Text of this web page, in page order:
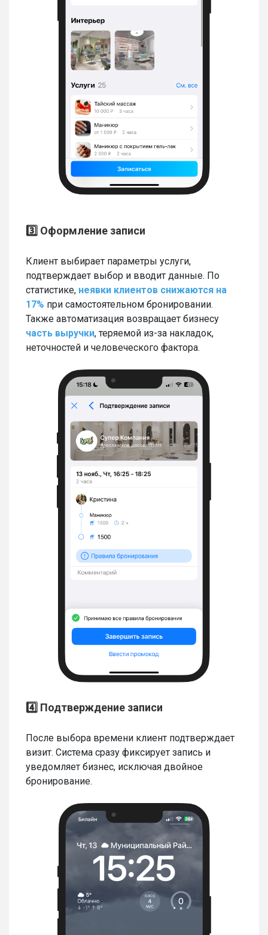
3️⃣ Оформление записи
Клиент выбирает параметры услуги,
подтверждает выбор и вводит данные. По
статистике, неявки клиентов снижаются на
17% при самостоятельном бронировании.
Также автоматизация возвращает бизнесу
часть выручки, теряемой из-за накладок,
неточностей и человеческого фактора.
4️⃣ Подтверждение записи
После выбора времени клиент подтверждает
визит. Система сразу фиксирует запись и
уведомляет бизнес, исключая двойное
бронирование.